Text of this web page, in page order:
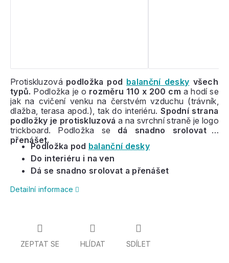
Protiskluzová podložka pod balanční desky všech
typů. Podložka je o rozměru 110 x 200 cm a hodí se
jak na cvičení venku na čerstvém vzduchu (trávník,
dlažba, terasa apod.), tak do interiéru.Spodní strana
podložky je protiskluzová a na svrchní straně je logo
trickboard. Podložka se dá snadno srolovat a
přenášet.
Podložka pod balanční desky
Do interiéru i na ven
Dá se snadno srolovat a přenášet
Detailní informace
ZEPTAT SE HLÍDAT SDÍLET